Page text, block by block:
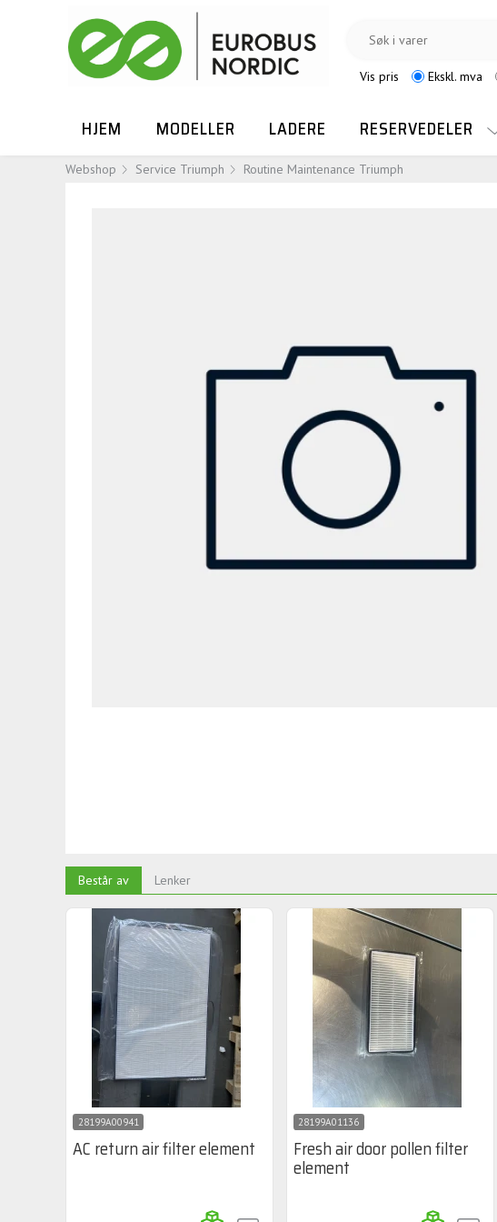
Vis pris Ekskl. mva
HJEM MODELLER LADERE RESERVEDELER
Webshop Service Triumph Routine Maintenance Triumph
Består av Lenker
28199A00941
AC return air filter element
28199A01136
Fresh air door pollen filter
element